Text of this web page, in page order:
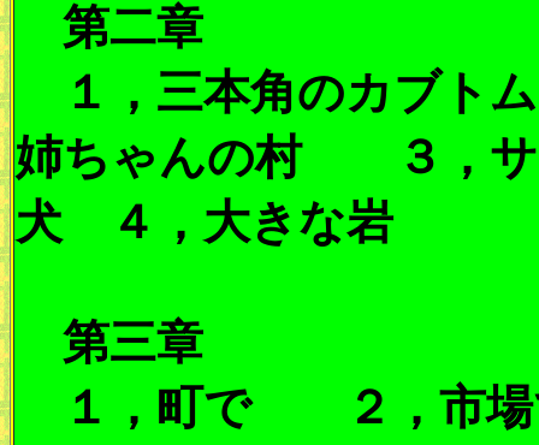
第二章
１，三本角のカブト
姉ちゃんの村 ３，サ
犬 ４，大きな岩
第三章
１，町で ２，市場